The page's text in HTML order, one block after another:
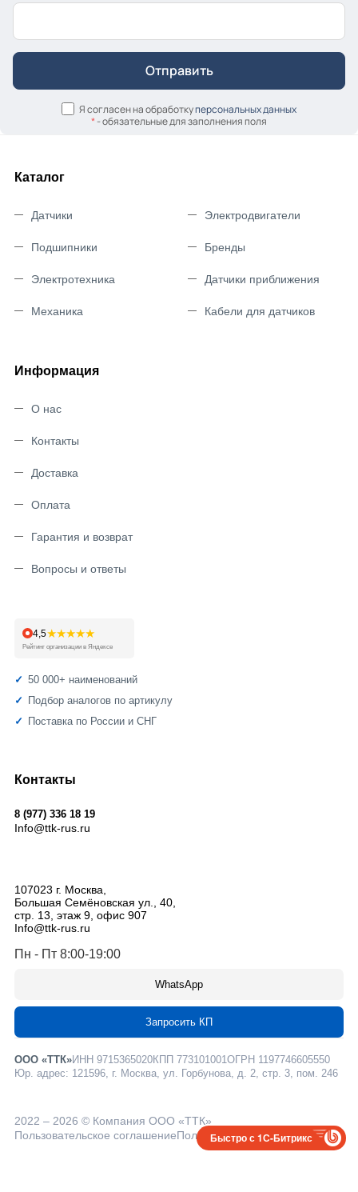
Я согласен на обработкуперсональных данных
*- обязательные для заполнения поля
Каталог
Датчики
Подшипники
Электротехника
Механика
Электродвигатели
Бренды
Датчики приближения
Кабели для датчиков
Информация
О нас
Контакты
Доставка
Оплата
Гарантия и возврат
Вопросы и ответы
4,5★★★★★
Рейтинг организации в Яндексе
50 000+ наименований
Подбор аналогов по артикулу
Поставка по России и СНГ
Контакты
8 (977) 336 18 19
Info@ttk-rus.ru
107023 г. Москва,
Большая Семёновская ул., 40,
стр. 13, этаж 9, офис 907
Info@ttk-rus.ru
Пн - Пт 8:00-19:00
WhatsApp
Запросить КП
ООО «ТТК»ИНН 9715365020КПП 773101001ОГРН 1197746605550
Юр. адрес: 121596, г. Москва, ул. Горбунова, д. 2, стр. 3, пом. 246
2022 – 2026 © Компания ООО «ТТК»
Пользовательское соглашениеПолитика конфиденциальности
Быстро с 1С-Битрикс